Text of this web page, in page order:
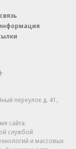
переулок д. 41,
сайта:
службой
и массовых